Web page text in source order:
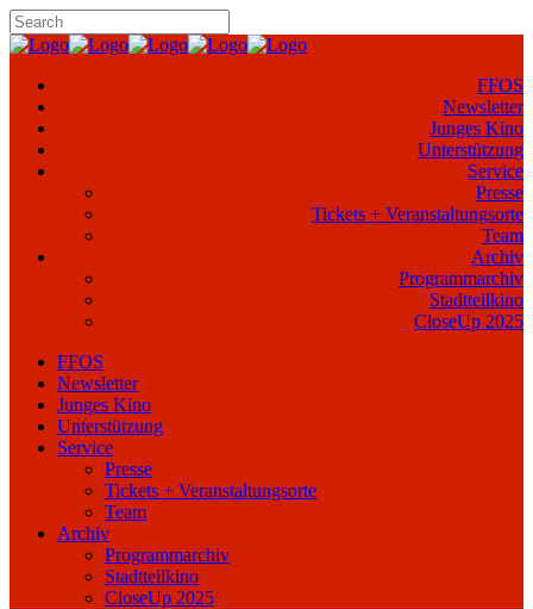
FFOS
Newsletter
Junges Kino
Unterstützung
Service
Presse
Tickets + Veranstaltungsorte
Team
Archiv
Programmarchiv
Stadtteilkino
CloseUp 2025
FFOS
Newsletter
Junges Kino
Unterstützung
Service
Presse
Tickets + Veranstaltungsorte
Team
Archiv
Programmarchiv
Stadtteilkino
CloseUp 2025